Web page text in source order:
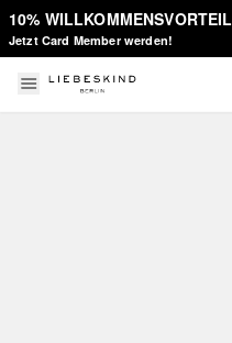
10% WILLKOMMENSVORTEIL
Jetzt Card Member werden!